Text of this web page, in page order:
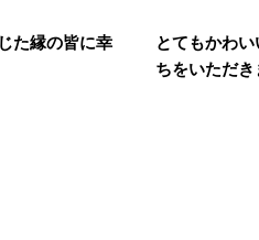
た縁の皆に幸
とてもかわ
ちをいただ